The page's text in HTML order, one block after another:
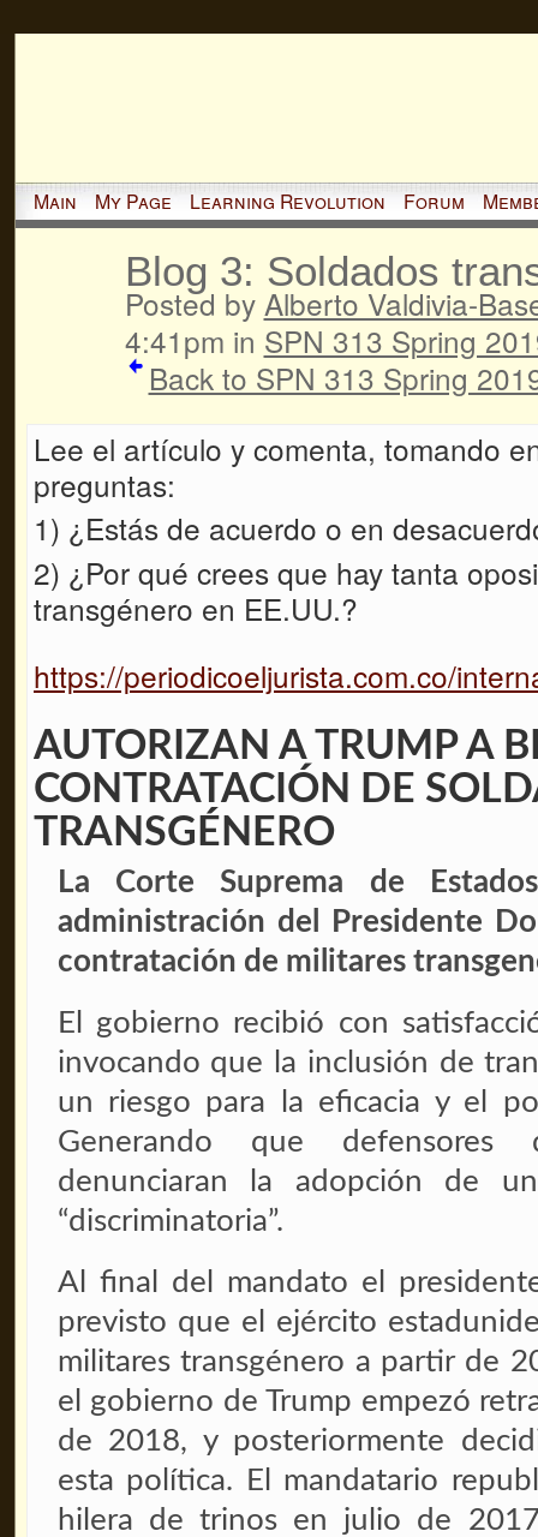
Main My Page Learning Revolution Forum
Blog 3: Soldados
Posted by Alberto Valdivia-
4:41pm in SPN 313 Spring
Back to SPN 313 Spring
Lee el artículo y comenta, tomando
preguntas:
1) ¿Estás de acuerdo o en
2) ¿Por qué crees que hay tanta
transgénero en EE.UU.?
https://periodicoeljurista.com.co/
AUTORIZAN A TRUMP A
CONTRATACIÓN DE
TRANSGÉNERO
La Corte Suprema de
administración del Presidente
contratación de militares
El gobierno recibió con
invocando que la inclusión de
un riesgo para la eficacia y el
Generando que defensores
denunciaran la adopción de
“discriminatoria”.
Al final del mandato el
previsto que el ejército
militares transgénero a partir de
el gobierno de Trump empezó
de 2018, y posteriormente
esta política. El mandatario
hilera de trinos en julio de